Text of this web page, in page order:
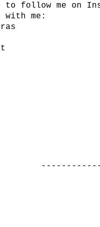
follow me on
with me: